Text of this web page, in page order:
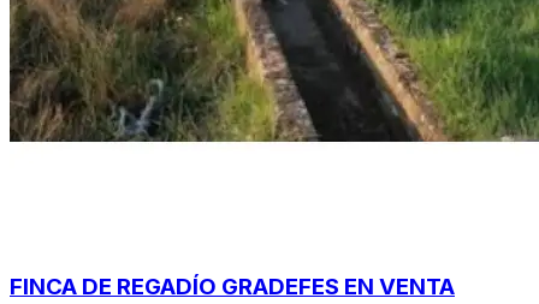
FINCA DE REGADÍO GRADEFES EN VENTA